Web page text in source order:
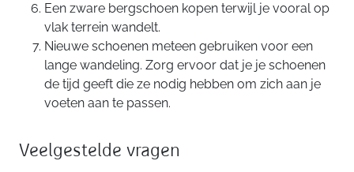
Een zware bergschoen kopen terwijl je vooral op
vlak terrein wandelt.
Nieuwe schoenen meteen gebruiken voor een
lange wandeling. Zorg ervoor dat je je schoenen
de tijd geeft die ze nodig hebben om zich aan je
voeten aan te passen.
Veelgestelde vragen